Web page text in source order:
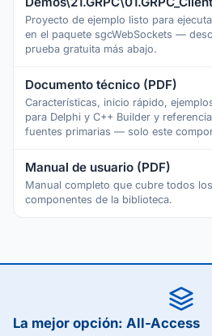
Proyecto de ejemplo listo para
en el paquete sgcWebSockets —
prueba gratuita más abajo.
Documento técnico (PDF)
Características, inicio rápido,
para Delphi y C++ Builder y
fuentes primarias — solo este
Manual de usuario (PDF)
Manual completo que cubre todos los
componentes de la biblioteca.
La mejor opción: All-Access